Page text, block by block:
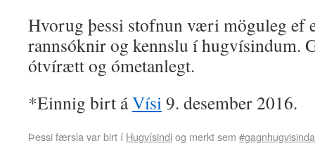
Hvorug þessi stofnun væri möguleg
rannsóknir og kennslu í hugvísindum.
ótvírætt og ómetanlegt.
*Einnig birt áVísi9. desember 2016.
Þessi færsla var birt í Hugvísindiog merkt sem #gagnhugvisinda